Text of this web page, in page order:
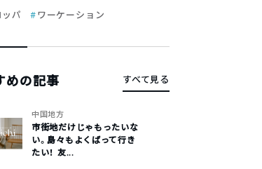
ッパ
ワーケーション
めの記事 すべて見る
中国地方
市街地だけじゃもったいな
い。島々もよくばって行き
たい！ 友...